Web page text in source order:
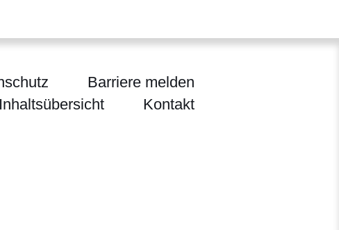
Barriere melden
Inhaltsübersicht
Kontakt